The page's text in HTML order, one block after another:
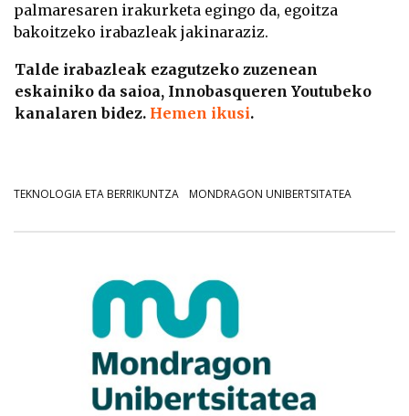
palmaresaren irakurketa egingo da, egoitza
bakoitzeko irabazleak jakinaraziz.
Talde irabazleak ezagutzeko zuzenean
eskainiko da saioa, Innobasqueren Youtubeko
kanalaren bidez. Hemen ikusi.
TEKNOLOGIA ETA BERRIKUNTZA MONDRAGON UNIBERTSITATEA